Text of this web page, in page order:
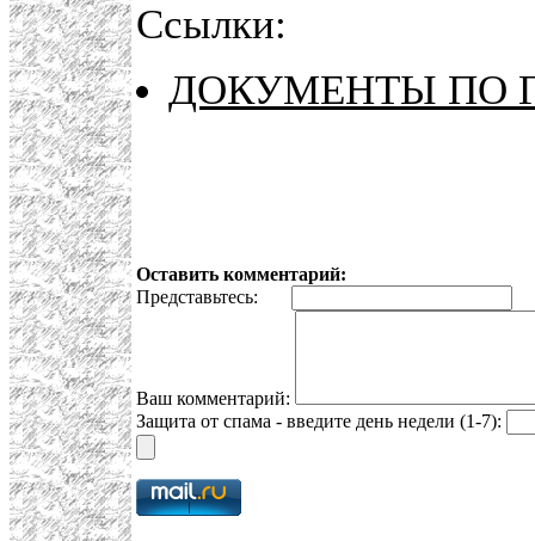
Ссылки:
ДОКУМЕНТЫ ПО
Оставить комментарий:
Представьтесь:
Ваш комментарий:
Защита от спама - введите день недели (1-7):